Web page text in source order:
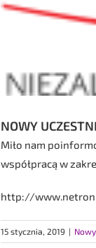
NOWY
Miło nam
współpracą w
http://
15 stycznia, 2019 |